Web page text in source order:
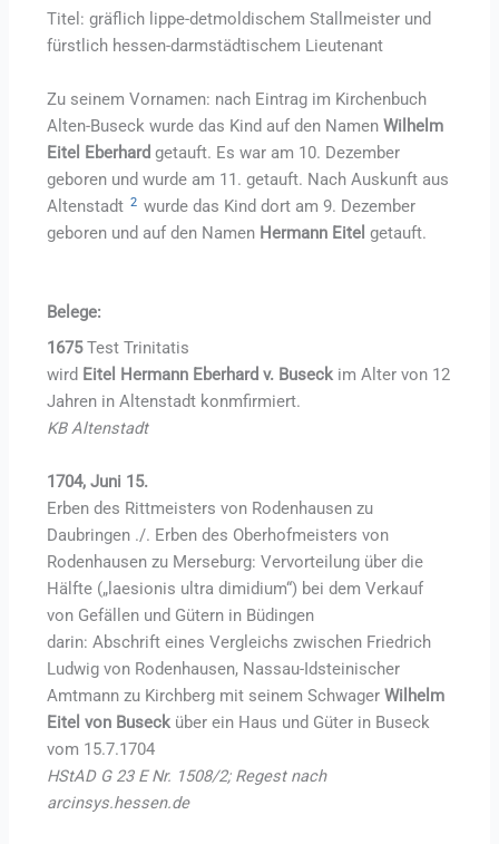
Titel: gräflich lippe-detmoldischem Stallmeister und
fürstlich hessen-darmstädtischem Lieutenant
Zu seinem Vornamen: nach Eintrag im Kirchenbuch
Alten-Buseck wurde das Kind auf den NamenWilhelm
Eitel Eberhard getauft. Es war am 10. Dezember
geboren und wurde am 11. getauft. Nach Auskunft aus
Altenstadt 2 wurde das Kind dort am 9. Dezember
geboren und auf den Namen Hermann Eitel getauft.
Belege:
1675Test Trinitatis
wird Eitel Hermann Eberhard v. Buseck im Alter von 12
Jahren in Altenstadt konmfirmiert.
KB Altenstadt
1704, Juni 15.
Erben des Rittmeisters von Rodenhausen zu
Daubringen ./. Erben des Oberhofmeisters von
Rodenhausen zu Merseburg: Vervorteilung über die
Hälfte („laesionis ultra dimidium“) bei dem Verkauf
von Gefällen und Gütern in Büdingen
darin: Abschrift eines Vergleichs zwischen Friedrich
Ludwig von Rodenhausen, Nassau-Idsteinischer
Amtmann zu Kirchberg mit seinem SchwagerWilhelm
Eitel von Buseck über ein Haus und Güter in Buseck
vom 15.7.1704
HStAD G 23 E Nr. 1508/2; Regest nach
arcinsys.hessen.de